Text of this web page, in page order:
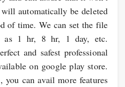
automatically be deleted
of time. We can set the file
as 1 hr, 8 hr, 1 day, etc.
and safest professional
on google play store.
can avail more features